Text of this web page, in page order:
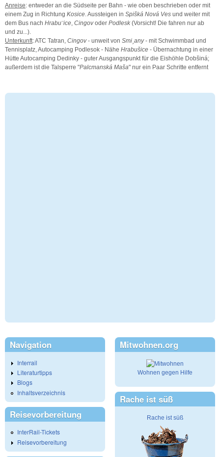
Anreise: entweder an die Südseite per Bahn - wie oben beschrieben oder mit
einem Zug in Richtung Kosice. Aussteigen in Spišká Nová Ves und weiter mit
dem Bus nach Hrabu¨ice, Cingovoder Podlesk (Vorsicht! Die fahren nur ab
und zu...).
Unterkunft: ATC Tatran, Cingov- unweit von Smi¸any- mit Schwimmbad und
Tennisplatz, Autocamping Podlesok - Nähe Hrabušice - Übernachtung in einer
Hütte Autocamping Dedinky - guter Ausgangspunkt für die Eishöhle Dobšiná;
außerdem ist die Talsperre "Palcmanská Maša" nur ein Paar Schritte entfernt
Navigation
Interrail
Literaturtipps
Blogs
Inhaltsverzeichnis
Reisevorbereitung
InterRail-Tickets
Reisevorbereitung
Mitwohnen.org
Wohnen gegen Hilfe
Rache ist süß
Rache ist süß